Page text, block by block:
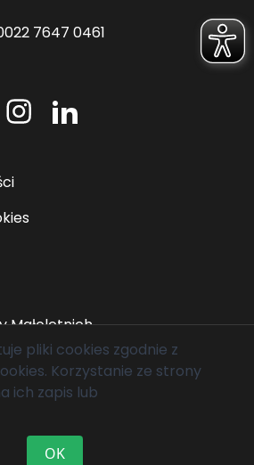
7647 0461
Małoletnich
Marzenie. Wszelkie prawa
pliki cookies zgodnie z
. Korzystanie ze strony
ich zapis lub
OK